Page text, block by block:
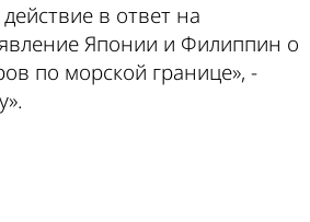
в ответ на
Японии и Филиппин о
по морской границе», -